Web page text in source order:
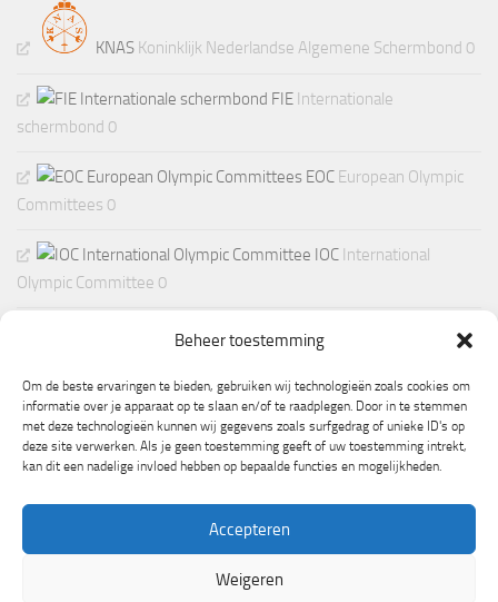
Beheer toestemming
Om de beste ervaringen te bieden, gebruiken wij technologieën zoals cookies om
informatie over je apparaat op te slaan en/of te raadplegen. Door in te stemmen
met deze technologieën kunnen wij gegevens zoals surfgedrag of unieke ID's op
deze site verwerken. Als je geen toestemming geeft of uw toestemming intrekt,
kan dit een nadelige invloed hebben op bepaalde functies en mogelijkheden.
Accepteren
Weigeren
KNAS Koninklijk Nederlandse Algemene Schermbond 0
FIE Internationale
schermbond 0
EOC European Olympic
Committees 0
IOC International
Olympic Committee 0